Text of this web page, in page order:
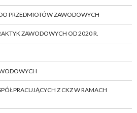
PRZEDMIOTÓW ZAWODOWYCH
ZAWODOWYCH OD 2020 R.
Z CKZ W RAMACH